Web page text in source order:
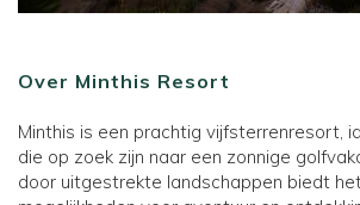
Over Minthis Resort
Minthis is een prachtig vijfsterrenresort,
die op zoek zijn naar een zonnige
door uitgestrekte landschappen biedt